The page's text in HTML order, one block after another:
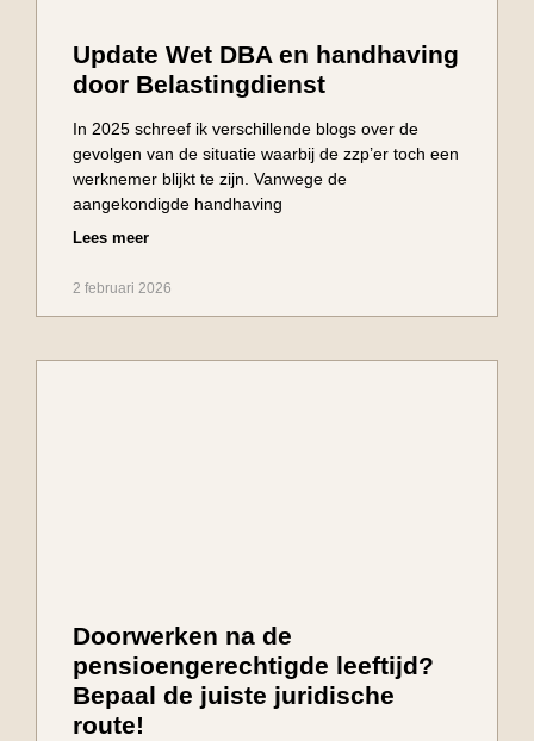
Update Wet DBA en handhaving
door Belastingdienst
In 2025 schreef ik verschillende blogs over de
gevolgen van de situatie waarbij de zzp’er toch een
werknemer blijkt te zijn. Vanwege de
aangekondigde handhaving
Lees meer
2 februari 2026
Doorwerken na de
pensioengerechtigde leeftijd?
Bepaal de juiste juridische
route!